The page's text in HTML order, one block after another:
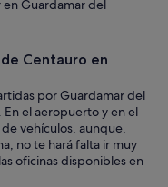
Guardamar del
Centauro en
por Guardamar del
el aeropuerto y en el
vehículos, aunque,
no te hará falta ir muy
oficinas disponibles en